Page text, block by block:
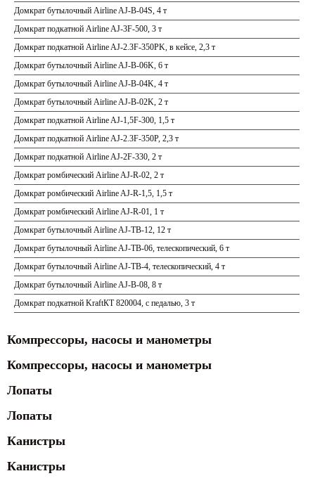
Домкрат бутылочный Airline AJ-B-04S, 4 т
Домкрат подкатной Airline AJ-3F-500, 3 т
Домкрат подкатной Airline AJ-2.3F-350PK, в кейсе, 2,3 т
Домкрат бутылочный Airline AJ-B-06K, 6 т
Домкрат бутылочный Airline AJ-B-04K, 4 т
Домкрат бутылочный Airline AJ-B-02K, 2 т
Домкрат подкатной Airline AJ-1,5F-300, 1,5 т
Домкрат подкатной Airline AJ-2.3F-350P, 2,3 т
Домкрат подкатной Airline AJ-2F-330, 2 т
Домкрат ромбический Airline AJ-R-02, 2 т
Домкрат ромбический Airline AJ-R-1,5, 1,5 т
Домкрат ромбический Airline AJ-R-01, 1 т
Домкрат бутылочный Airline AJ-TB-12, 12 т
Домкрат бутылочный Airline AJ-TB-06, телескопический, 6 т
Домкрат бутылочный Airline AJ-TB-4, телескопический, 4 т
Домкрат бутылочный Airline AJ-B-08, 8 т
Домкрат подкатной KraftКТ 820004, с педалью, 3 т
Компрессоры, насосы и манометры
Компрессоры, насосы и манометры
Лопаты
Лопаты
Канистры
Канистры